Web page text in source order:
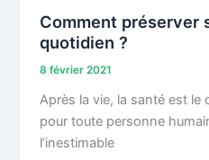
Comment préserver
quotidien ?
8 février 2021
Après la vie, la santé est le
pour toute personne
l’inestimable